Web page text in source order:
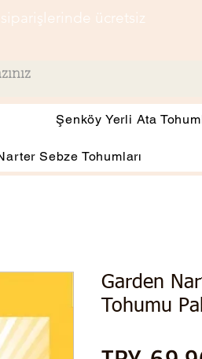
ücretsiz
Şenköy Yerli Ata
Sebze Tohumları
Garden
Tohumu